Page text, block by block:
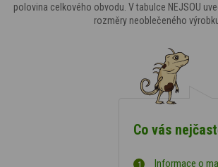
polovina celkového obvodu. V tabulce NEJSOU
rozměry neoblečeného
Co vás
Informace o